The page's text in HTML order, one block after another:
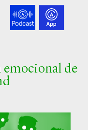
emocional de